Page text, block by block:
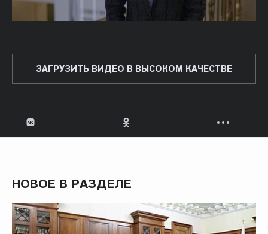
ЗАГРУЗИТЬ ВИДЕО В ВЫСОКОМ КАЧЕСТВЕ
НОВОЕ В РАЗДЕЛЕ